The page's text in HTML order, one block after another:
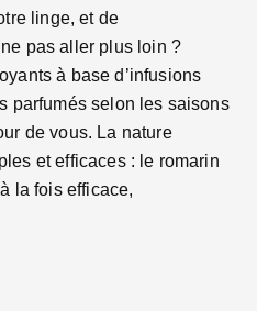
linge, et de
pas aller plus loin ?
à base d’infusions
parfumés selon les saisons
de vous. La nature
et efficaces : le romarin
la fois efficace,